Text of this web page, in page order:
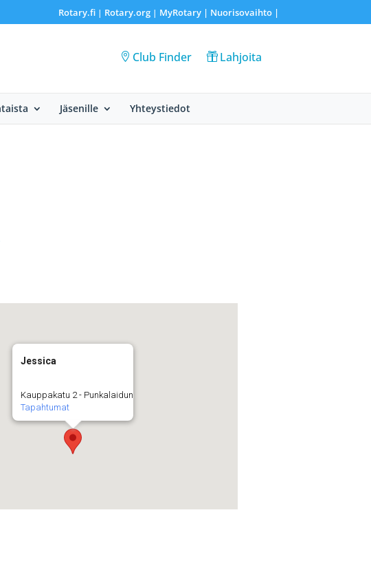
Rotary.fi| Rotary.org| MyRotary | Nuorisovaihto|
Club Finder Lahjoita
Jäsenille Yhteystiedot
Jessica
Kauppakatu 2 - Punkalaidun
Tapahtumat